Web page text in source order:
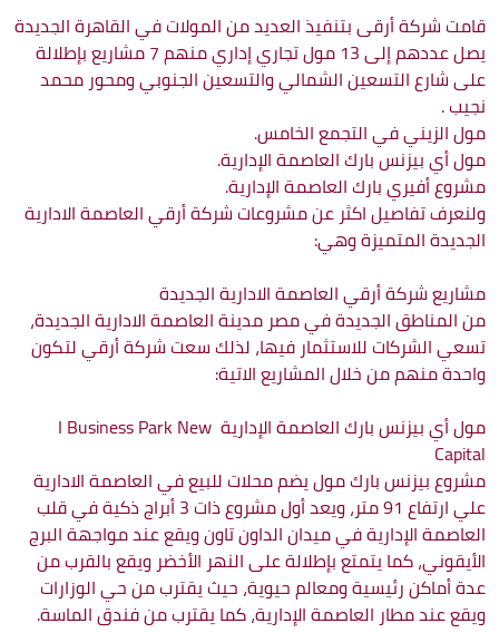
قامت شركة أرقى بتنفيذ العديد من المولات في القاهرة الجديدة
يصل عددهم إلى 13 مول تجاري إداري منهم 7 مشاريع بإطلالة
على شارع التسعين الشمالي والتسعين الجنوبي ومحور محمد
نجيب .
مول الزيني في التجمع الخامس.
مول أي بيزنس بارك العاصمة الإدارية.
مشروع أفيري بارك العاصمة الإدارية.
ولنعرف تفاصيل اكثر عن مشروعات شركة أرقي العاصمة الادارية
الجديدة المتميزة وهي:
مشاريع شركة أرقي العاصمة الادارية الجديدة
من المناطق الجديدة في مصر مدينة العاصمة الادارية الجديدة،
تسعي الشركات للاستثمار فيها، لذلك سعت شركة أرقي لتكون
واحدة منهم من خلال المشاريع الاتية:
مول أي بيزنس بارك العاصمة الإدارية I Business Park New
Capital
مشروع بيزنس بارك مول يضم محلات للبيع في العاصمة الادارية
علي ارتفاع 91 متر، ويعد أول مشروع ذات 3 أبراج ذكية في قلب
العاصمة الإدارية في ميدان الداون تاون ويقع عند مواجهة البرج
الأيقوني، كما يتمتع بإطلالة على النهر الأخضر ويقع بالقرب من
عدة أماكن رئيسية ومعالم حيوية، حيث يقترب من حي الوزارات
ويقع عند مطار العاصمة الإدارية، كما يقترب من فندق الماسة.